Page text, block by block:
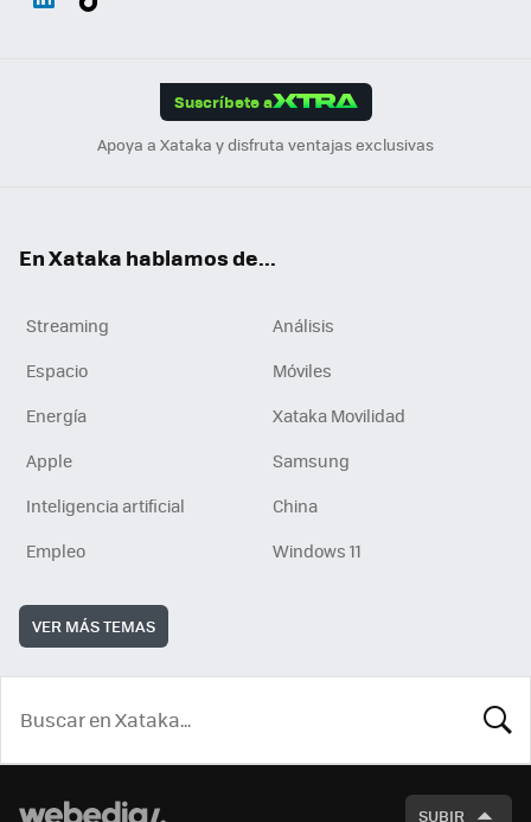
Suscríbete a
Apoya a Xataka y disfruta ventajas exclusivas
En Xataka hablamos de...
Streaming
Análisis
Espacio
Móviles
Energía
Xataka Movilidad
Apple
Samsung
Inteligencia artificial
China
Empleo
Windows 11
VER MÁS TEMAS
SUBIR